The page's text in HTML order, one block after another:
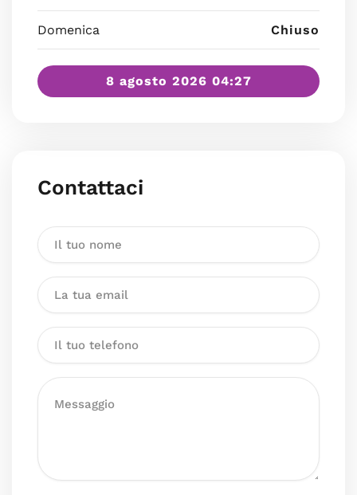
Domenica Chiuso
8 agosto 2026 04:27
Contattaci